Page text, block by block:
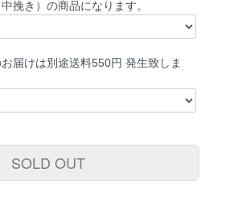
挽き）の商品になります。
届けは別途送料550円 発生致しま
SOLD OUT